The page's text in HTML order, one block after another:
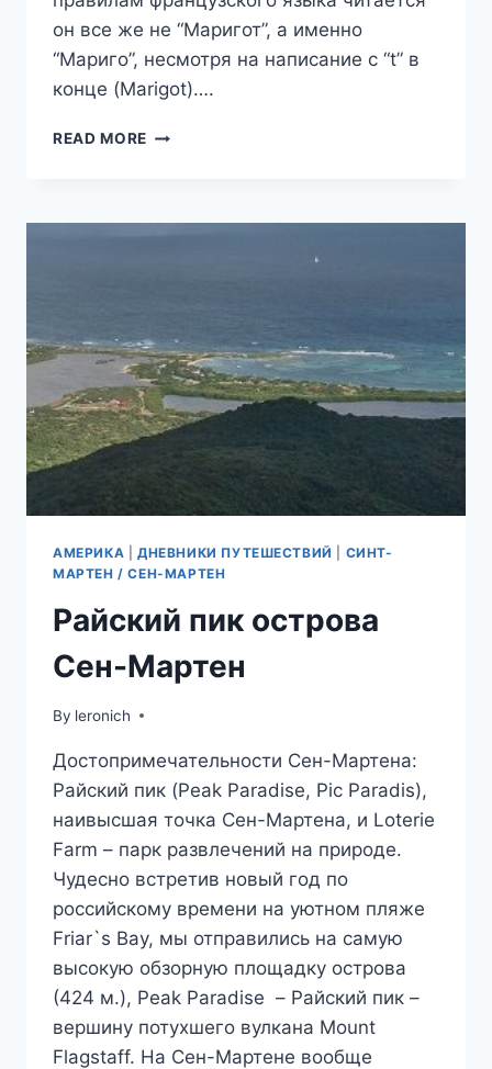
он все же не “Маригот”, а именно
“Мариго”, несмотря на написание с “t” в
конце (Marigot)….
READ MORE ГОРОД
СЕН-
АМЕРИКА ДНЕВНИКИ ПУТЕШЕСТВИЙ
СИНТ-
МАРТЕН / СЕН-МАРТЕН
Райский пик острова
Сен-Мартен
By leronich
Достопримечательности Сен-Мартена:
Райский пик (Peak Paradise, Pic Paradis),
наивысшая точка Сен-Мартена, и Loterie
Farm – парк развлечений на природе.
Чудесно встретив новый год по
российскому времени на уютном пляже
Friar`s Bay, мы отправились на самую
высокую обзорную площадку острова
(424 м.), Peak Paradise – Райский пик –
вершину потухшего вулкана Mount
Flagstaff. На Сен-Мартене вообще